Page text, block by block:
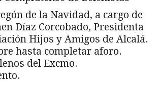
de la Navidad, a cargo de
Díaz Corcobado, Presidenta
Hijos y Amigos de Alcalá.
hasta completar aforo.
del Excmo.